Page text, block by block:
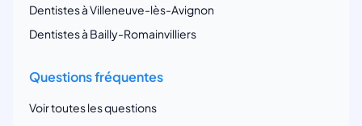
Dentistes à Villeneuve-lès-Avignon
Dentistes à Bailly-Romainvilliers
Questions fréquentes
Voir toutes les questions